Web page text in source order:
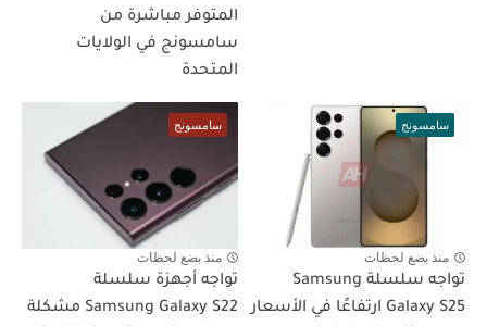
المتوفر مباشرة من
سامسونج في الولايات
المتحدة
سامسونج
منذ بضع لحظات
تواجه سلسلة Samsung
Galaxy S25 ارتفاعًا في الأسعار
سامسونج
منذ بضع لحظات
تواجه أجهزة سلسلة
Samsung Galaxy S22 مشكلة